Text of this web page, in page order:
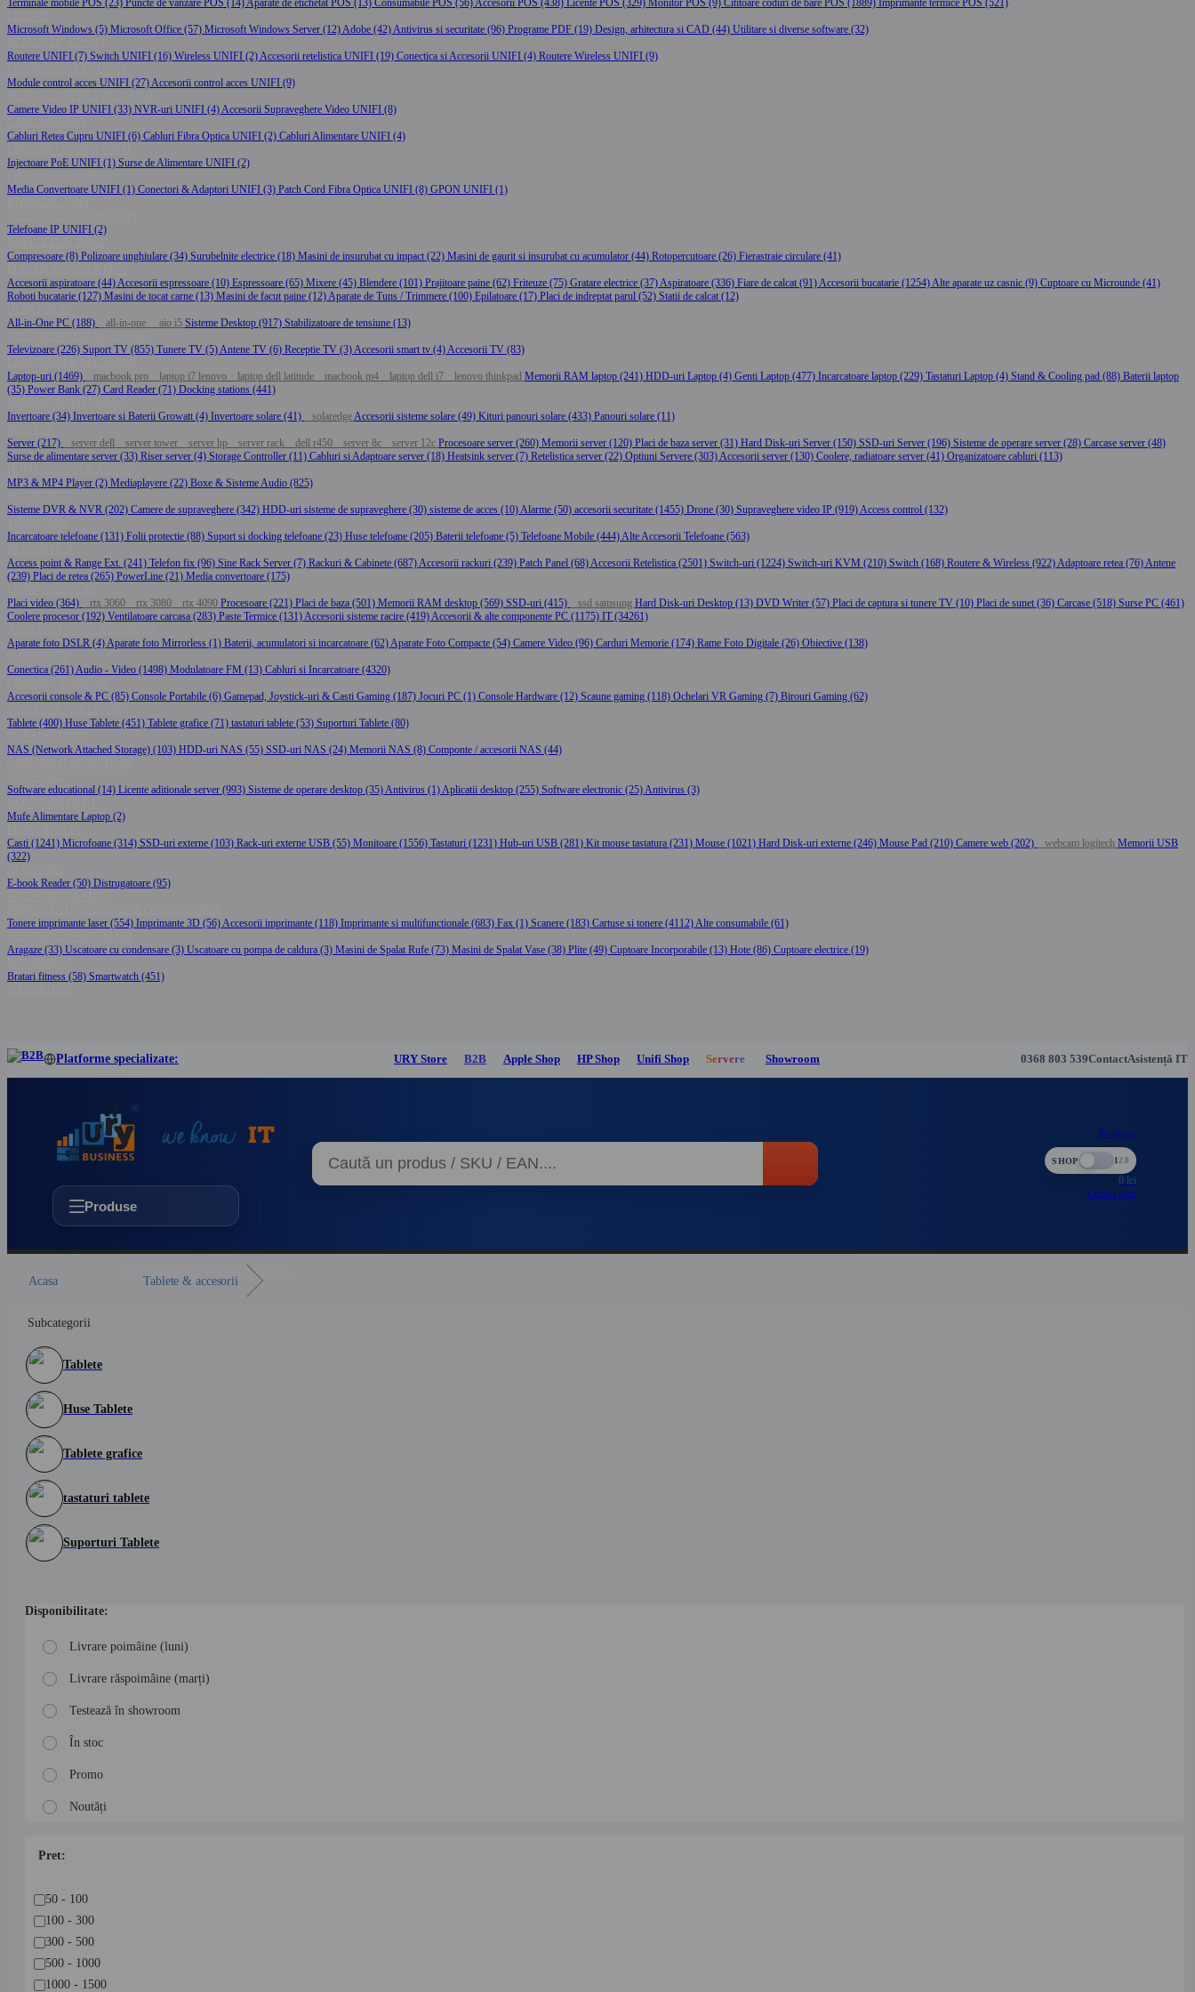
Terminale mobile POS (23) Puncte de vanzare POS (14)Aparate de etichetat POS (13) Consumabile POS (56)Accesorii POS (438) Licente POS (329) Monitor POS (9) Cititoare coduri de bare POS (1889) Imprimante termice POS (521)
Microsoft Windows (5) Microsoft Office (57) Microsoft Windows Server (12)Adobe (42)Antivirus si securitate (96) Programe PDF (19) Design, arhitectura si CAD (44) Utilitare si diverse software (32)
Routere UNIFI (7) Switch UNIFI (16) Wireless UNIFI (2)Accesorii retelistica UNIFI (19) Conectica si Accesorii UNIFI (4) Routere Wireless UNIFI (9)
Module control acces UNIFI (27)Accesorii control acces UNIFI (9)
Camere Video IP UNIFI (33) NVR-uri UNIFI (4)Accesorii Supraveghere Video UNIFI (8)
Cabluri Retea Cupru UNIFI (6) Cabluri Fibra Optica UNIFI (2) Cabluri Alimentare UNIFI (4)
Injectoare PoE UNIFI (1) Surse de Alimentare UNIFI (2)
Media Convertoare UNIFI (1) Conectori & Adaptori UNIFI (3) Patch Cord Fibra Optica UNIFI (8) GPON UNIFI (1)
Telefoane IP UNIFI (2)
Compresoare (8) Polizoare unghiulare (34) Surubelnite electrice (18) Masini de insurubat cu impact (22) Masini de gaurit si insurubat cu acumulator (44) Rotopercutoare (26) Fierastraie circulare (41)
Accesorii aspiratoare (44)Accesorii espressoare (10) Espressoare (65) Mixere (45) Blendere (101) Prajitoare paine (62) Friteuze (75) Gratare electrice (37)Aspiratoare (336) Fiare de calcat (91)Accesorii bucatarie (1254)Alte aparate uz casnic (9) Cuptoare cu Microunde (41)
Roboti bucatarie (127) Masini de tocat carne (13) Masini de facut paine (12)Aparate de Tuns / Trimmere (100) Epilatoare (17) Placi de indreptat parul (52) Statii de calcat (12)
All-in-One PC (188)
all-in-one aio i5 Sisteme Desktop (917) Stabilizatoare de tensiune (13)
Televizoare (226) Suport TV (855) Tunere TV (5)Antene TV (6) Receptie TV (3)Accesorii smart tv (4)Accesorii TV (83)
Laptop-uri (1469)
macbook pro laptop i7 lenovo laptop dell latitude macbook m4 laptop dell i7 lenovo thinkpad Memorii RAM laptop (241) HDD-uri Laptop (4) Genti Laptop (477) Incarcatoare laptop (229) Tastaturi Laptop (4) Stand & Cooling pad (88) Baterii laptop
(35) Power Bank (27) Card Reader (71) Docking stations (441)
Invertoare (34) Invertoare si Baterii Growatt (4) Invertoare solare (41) solaredgeAccesorii sisteme solare (49) Kituri panouri solare (433) Panouri solare (11)
Server (217)
server dell server tower server hp server rack dell r450 server 8c server 12c Procesoare server (260) Memorii server (120) Placi de baza server (31) Hard Disk-uri Server (150) SSD-uri Server (196) Sisteme de operare server (28) Carcase server (48)
Surse de alimentare server (33) Riser server (4) Storage Controller (11) Cabluri si Adaptoare server (18) Heatsink server (7) Retelistica server (22) Optiuni Servere (303)Accesorii server (130) Coolere, radiatoare server (41) Organizatoare cabluri (113)
MP3 & MP4 Player (2) Mediaplayere (22) Boxe & Sisteme Audio (825)
Sisteme DVR & NVR (202) Camere de supraveghere (342) HDD-uri sisteme de supraveghere (30) sisteme de acces (10)Alarme (50) accesorii securitate (1455) Drone (30) Supraveghere video IP (919)Access control (132)
Incarcatoare telefoane (131) Folii protectie (88) Suport si docking telefoane (23) Huse telefoane (205) Baterii telefoane (5) Telefoane Mobile (444)Alte Accesorii Telefoane (563)
Access point & Range Ext. (241) Telefon fix (96) Sine Rack Server (7) Rackuri & Cabinete (687)Accesorii rackuri (239) Patch Panel (68)Accesorii Retelistica (2501) Switch-uri (1224) Switch-uri KVM (210) Switch (168) Routere & Wireless (922)Adaptoare retea (76)Antene
(239) Placi de retea (265) PowerLine (21) Media convertoare (175)
Placi video (364)
rtx 3060 rtx 3080 rtx 4090 Procesoare (221) Placi de baza (501) Memorii RAM desktop (569) SSD-uri (415) ssd samsung Hard Disk-uri Desktop (13) DVD Writer (57) Placi de captura si tunere TV (10) Placi de sunet (36) Carcase (518) Surse PC (461)
Coolere procesor (192) Ventilatoare carcasa (283) Paste Termice (131)Accesorii sisteme racire (419)Accesorii & alte componente PC (1175) IT (34261)
Aparate foto DSLR (4)Aparate foto Mirrorless (1) Baterii, acumulatori si incarcatoare (62)Aparate Foto Compacte (54) Camere Video (96) Carduri Memorie (174) Rame Foto Digitale (26) Obiective (138)
Conectica (261)Audio - Video (1498) Modulatoare FM (13) Cabluri si Incarcatoare (4320)
Accesorii console & PC (85) Console Portabile (6) Gamepad, Joystick-uri & Casti Gaming (187) Jocuri PC (1) Console Hardware (12) Scaune gaming (118) Ochelari VR Gaming (7) Birouri Gaming (62)
Tablete (400) Huse Tablete (451) Tablete grafice (71) tastaturi tablete (53) Suporturi Tablete (80)
NAS (Network Attached Storage) (103) HDD-uri NAS (55) SSD-uri NAS (24) Memorii NAS (8) Componte / accesorii NAS (44)
Software educational (14) Licente aditionale server (993) Sisteme de operare desktop (35)Antivirus (1)Aplicatii desktop (255) Software electronic (25)Antivirus (3)
Mufe Alimentare Laptop (2)
Casti (1241) Microfoane (314) SSD-uri externe (103) Rack-uri externe USB (55) Monitoare (1556) Tastaturi (1231) Hub-uri USB (281) Kit mouse tastatura (231) Mouse (1021) Hard Disk-uri externe (246) Mouse Pad (210) Camere web (202) webcam logitech Memorii USB
(322)
E-book Reader (50) Distrugatoare (95)
Tonere imprimante laser (554) Imprimante 3D (56)Accesorii imprimante (118) Imprimante si multifunctionale (683) Fax (1) Scanere (183) Cartuse si tonere (4112)Alte consumabile (61)
Aragaze (33) Uscatoare cu condensare (3) Uscatoare cu pompa de caldura (3) Masini de Spalat Rufe (73) Masini de Spalat Vase (38) Plite (49) Cuptoare Incorporabile (13) Hote (86) Cuptoare electrice (19)
Bratari fitness (58) Smartwatch (451)
Platforme specializate: URY Store B2B Apple Shop HP Shop Unifi Shop Servere Showroom 0368 803 539ContactAsistență IT
Produse
Business
SHOP 12.0
0 lei
Contul meu
Acasa Tablete & accesorii
Subcategorii
Tablete
Huse Tablete
Tablete grafice
tastaturi tablete
Suporturi Tablete
Disponibilitate:
Livrare poimâine (luni)
Livrare răspoimâine (marți)
Testează în showroom
În stoc
Promo
Noutăți
Pret:
50 - 100
100 - 300
300 - 500
500 - 1000
1000 - 1500